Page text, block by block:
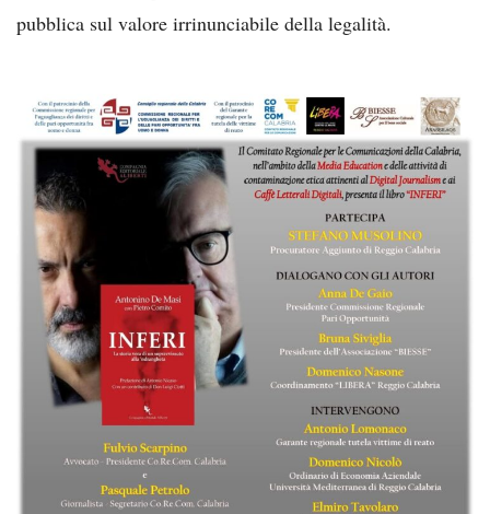
pubblica sul valore irrinunciabile della legalità.